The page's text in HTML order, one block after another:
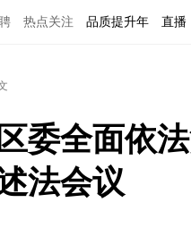
热点关注 品质提升年 直播
委全面依
法会议